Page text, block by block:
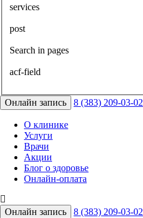
services
post
Search in pages
acf-field
Онлайн запись 8 (383) 209-03-02
О клинике
Услуги
Врачи
Акции
Блог о здоровье
Онлайн-оплата
Онлайн запись
8 (383) 209-03-02